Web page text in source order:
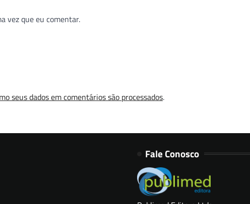
vez que eu comentar.
seus dados em comentários são processados.
Fale Conosco